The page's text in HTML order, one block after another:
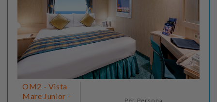
OM2 - Vista
Mare Junior -
Per Persona